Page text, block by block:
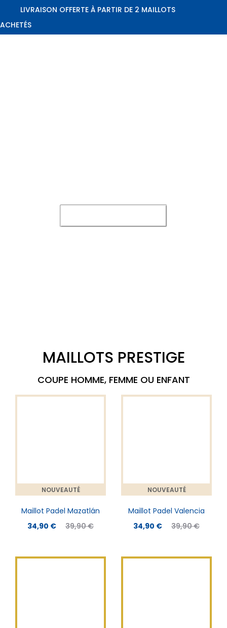
LIVRAISON OFFERTE À PARTIR DE 2 MAILLOTS
ACHETÉS
MAILLOTS PRESTIGE
COUPE HOMME, FEMME OU ENFANT
NOUVEAUTÉ
Maillot Padel Mazatlán
39,90€
34,90 €
NOUVEAUTÉ
Maillot Padel Valencia
39,90€
34,90 €